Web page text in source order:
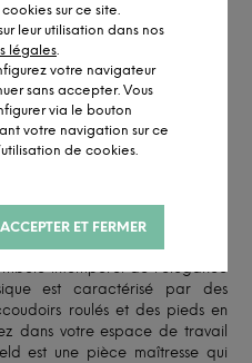
sur ce site.
leur utilisation dans nos
légales
votre navigateur
sans accepter. Vous
via le bouton
votre navigation sur ce
de cookies.
ACCEPTER ET FERMER
est caractérisé par des
roulés et des pieds en
dans votre espace de travail
est une pièce maîtresse qui